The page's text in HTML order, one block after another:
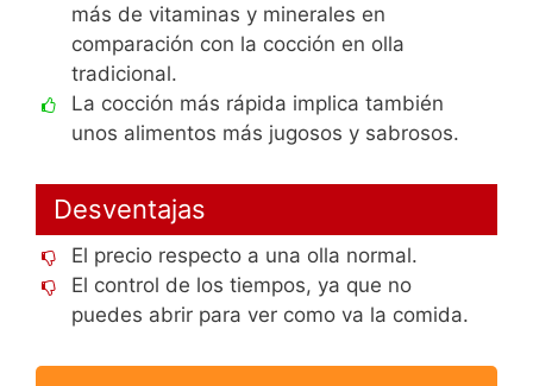
más de vitaminas y minerales en
comparación con la cocción en olla
tradicional.
La cocción más rápida implica también
unos alimentos más jugosos y sabrosos.
Desventajas
El precio respecto a una olla normal.
El control de los tiempos, ya que no
puedes abrir para ver como va la comida.